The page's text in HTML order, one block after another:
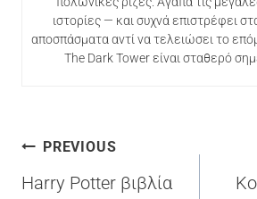
ιστορίες — και συχνά επιστρέφει
αποσπάσματα αντί να τελειώσει το
The Dark Tower είναι σταθερό
Πλοήγηση
άρθρων
PREVIOUS
Harry Potter βιβλία